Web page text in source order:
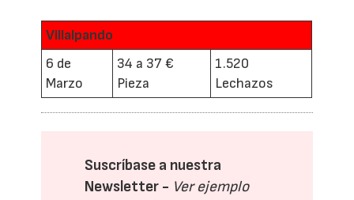
Villalpando
6 de
Marzo
34 a 37 €
Pieza
1.520
Lechazos
Suscríbase a nuestra
Newsletter - Ver ejemplo